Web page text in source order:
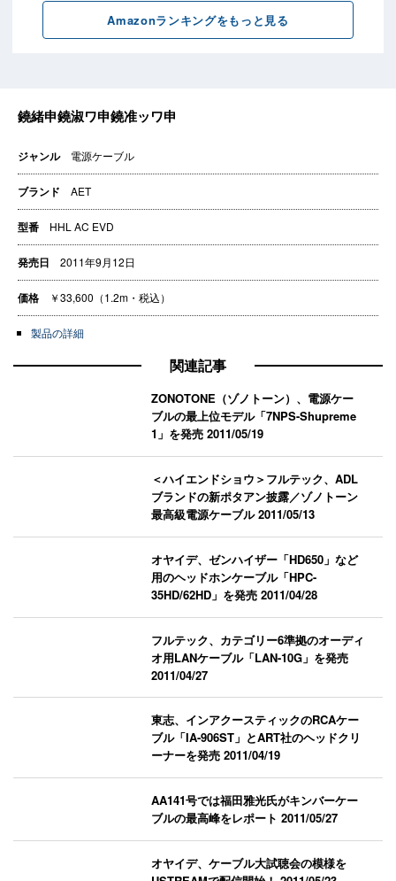
ジャンル 電源ケーブル
ブランド AET
型番 HHL AC EVD
発売日 2011年9月12日
価格 ￥33,600（1.2m・税込）
製品の詳細
関連記事
ZONOTONE（ゾノトーン）、電源ケー
ブルの最上位モデル「7NPS-Shupreme
1」を発売2011/05/19
＜ハイエンドショウ＞フルテック、ADL
ブランドの新ポタアン披露／ゾノトーン
最高級電源ケーブル2011/05/13
オヤイデ、ゼンハイザー「HD650」など
用のヘッドホンケーブル「HPC-
35HD/62HD」を発売2011/04/28
フルテック、カテゴリー6準拠のオーディ
オ用LANケーブル「LAN-10G」を発売
2011/04/27
東志、インアクースティックのRCAケー
ブル「IA-906ST」とART社のヘッドクリ
ーナーを発売2011/04/19
AA141号では福田雅光氏がキンバーケー
ブルの最高峰をレポート2011/05/27
オヤイデ、ケーブル大試聴会の模様を